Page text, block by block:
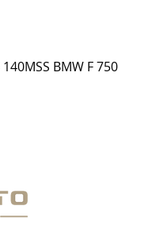
140MSS BMW F 750